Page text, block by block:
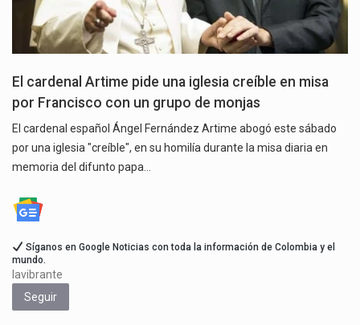
El cardenal Artime pide una iglesia creíble en misa
por Francisco con un grupo de monjas
El cardenal español Ángel Fernández Artime abogó este sábado
por una iglesia "creíble", en su homilía durante la misa diaria en
memoria del difunto papa…
Síganos en Google Noticias con toda la información de Colombia y el
mundo.
lavibrante
Seguir